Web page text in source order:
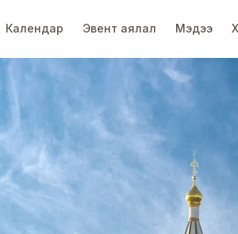
Календар Эвент аялал Мэдээ
хаалга
нислэгтэй аялал